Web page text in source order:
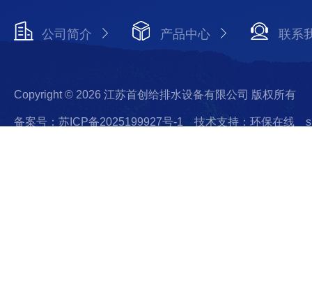
公司简介 产品中心 联系
Copyright © 2026 江苏首创给排水设备有限公司 版权所有
备案号：苏ICP备2025199927号-1 技术支持：环保在线